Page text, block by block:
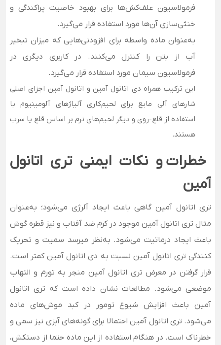
فرمولاسیون علف‌کش‌ها برای بهبود خاصیت پراکندگی و
خنثی‌سازی آن‌ها مورد استفاده قرار می‌گیرد.
به‌عنوان ماده واسطه برای افزودنی‌هایی که میزان تبخیر
آب از بتن را کنترل می‌کنند. در کاربری دیگری در
فرمولاسیون سیمان مورد استفاده قرار می‌گیرد.
این ترکیب همراه دی اتانول آمین و اتانول آمین اجزای اصلی
شارهای آلی مایع برای لحیم‌کاری آلیاژهای آلومینیوم با
استفاده از قلع-روی و دیگر لحیم‌های نرم بر اساس قلع یا سرب
هستند.
خطرات و نکات ایمنی تری اتانول
آمین
تری اتانول آمین گاهی باعث ایجاد آلرژی می‌شود؛ به‌عنوان
مثال تری اتانول آمین موجود در کرم ضد آفتاب و نیز قطره گوش
باعث ایجاد درماتیت می‌شود. به‌نظر میرسد سمیت و تحریک
کنندگی تری اتانول آمین نسبت به دی اتانول آمین کمتر است.
قرار گرفتن در معرض تری اتانول آمین منجر به تورم و التهاب
موضعی می‌شود. مطالعات نشان داده است که تری اتانول
آمین باعث افزایش شیوع تومور در کبد موش‌های ماده
می‌شود. تری اتانول آمین احتمالا برای گونه‌های آبزی نیز سمی و
خطرناک است. در هنگام استفاده از این ماده حتما از دستکش،